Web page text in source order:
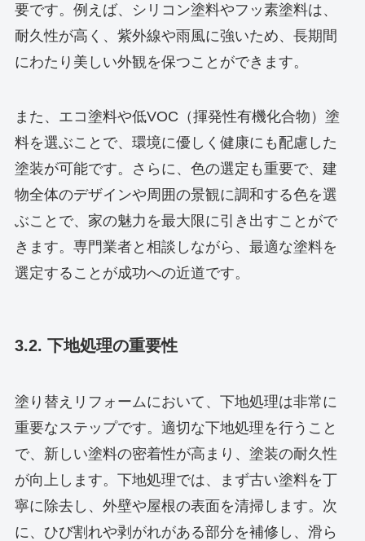
要です。例えば、シリコン塗料やフッ素塗料は、
耐久性が高く、紫外線や雨風に強いため、長期間
にわたり美しい外観を保つことができます。
また、エコ塗料や低VOC（揮発性有機化合物）塗
料を選ぶことで、環境に優しく健康にも配慮した
塗装が可能です。さらに、色の選定も重要で、建
物全体のデザインや周囲の景観に調和する色を選
ぶことで、家の魅力を最大限に引き出すことがで
きます。専門業者と相談しながら、最適な塗料を
選定することが成功への近道です。
3.2. 下地処理の重要性
塗り替えリフォームにおいて、下地処理は非常に
重要なステップです。適切な下地処理を行うこと
で、新しい塗料の密着性が高まり、塗装の耐久性
が向上します。下地処理では、まず古い塗料を丁
寧に除去し、外壁や屋根の表面を清掃します。次
に、ひび割れや剥がれがある部分を補修し、滑ら